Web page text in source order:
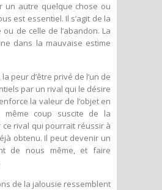
un autre quelque chose ou
est essentiel. Il s’agit de la
de celle de l’abandon. La
dans la mauvaise estime
peur d’être privé de l’un de
par un rival qui le désire
la valeur de l’objet en
même coup suscite de la
rival qui pourrait réussir à
obtenu. Il peut devenir un
de nous même, et faire
de la jalousie ressemblent